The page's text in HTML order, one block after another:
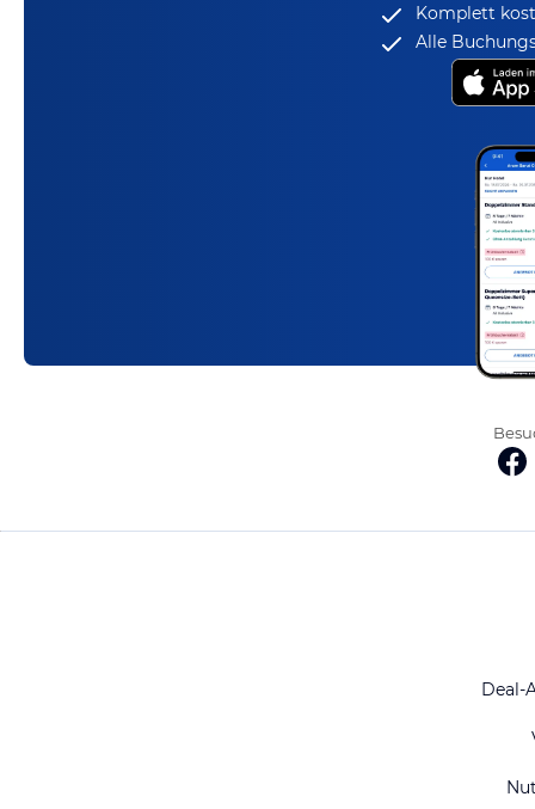
Komplett
Alle
Deal-